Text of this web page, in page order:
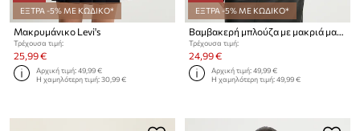
ΕΞΤΡΑ -5% ΜΕ ΚΩΔΙΚΟ*
Μακρυμάνικο Levi's
Τρέχουσα τιμή:
25,99 €
Αρχική τιμή:49,99 €
Η χαμηλότερη τιμή:30,99 €
ΕΞΤΡΑ -5% ΜΕ ΚΩΔΙΚΟ*
Βαμβακερή μπλούζα με μακριά μανίκια Levi's
Τρέχουσα τιμή:
24,99 €
Αρχική τιμή:49,99 €
Η χαμηλότερη τιμή:49,99 €